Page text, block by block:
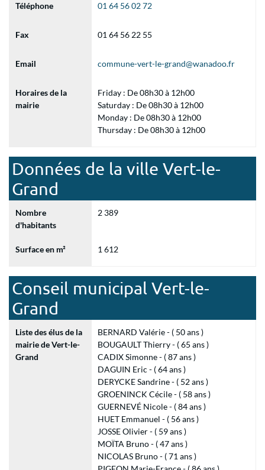
Téléphone 01 64 56 02 72
Fax 01 64 56 22 55
Email commune-vert-le-grand@wanadoo.fr
Horaires de la
mairie
Friday : De 08h30 à 12h00
Saturday : De 08h30 à 12h00
Monday : De 08h30 à 12h00
Thursday : De 08h30 à 12h00
Données de la ville Vert-le-
Grand
Nombre
d'habitants
2 389
Surface en m² 1 612
Conseil municipal Vert-le-
Grand
Liste des élus de la
mairie de Vert-le-
Grand
BERNARD Valérie - ( 50 ans )
BOUGAULT Thierry - ( 65 ans )
CADIX Simonne - ( 87 ans )
DAGUIN Eric - ( 64 ans )
DERYCKE Sandrine - ( 52 ans )
GROENINCK Cécile - ( 58 ans )
GUERNEVÉ Nicole - ( 84 ans )
HUET Emmanuel - ( 56 ans )
JOSSE Olivier - ( 59 ans )
MOÏTA Bruno - ( 47 ans )
NICOLAS Bruno - ( 71 ans )